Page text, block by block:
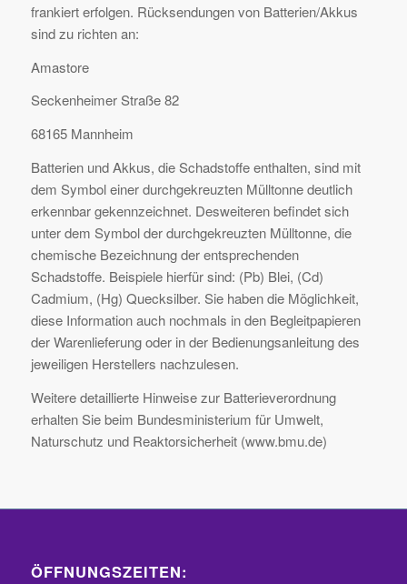
frankiert erfolgen. Rücksendungen von Batterien/Akkus
sind zu richten an:
Amastore
Seckenheimer Straße 82
68165 Mannheim
Batterien und Akkus, die Schadstoffe enthalten, sind mit
dem Symbol einer durchgekreuzten Mülltonne deutlich
erkennbar gekennzeichnet. Desweiteren befindet sich
unter dem Symbol der durchgekreuzten Mülltonne, die
chemische Bezeichnung der entsprechenden
Schadstoffe. Beispiele hierfür sind: (Pb) Blei, (Cd)
Cadmium, (Hg) Quecksilber. Sie haben die Möglichkeit,
diese Information auch nochmals in den Begleitpapieren
der Warenlieferung oder in der Bedienungsanleitung des
jeweiligen Herstellers nachzulesen.
Weitere detaillierte Hinweise zur Batterieverordnung
erhalten Sie beim Bundesministerium für Umwelt,
Naturschutz und Reaktorsicherheit (www.bmu.de)
ÖFFNUNGSZEITEN: